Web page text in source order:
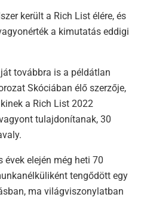
került a Rich List élére, és
a kimutatás eddigi
továbbra is a példátlan
Skóciában élő szerzője,
a Rich List 2022
tulajdonítanak, 30
évek elején még heti 70
tengődött egy
ma világviszonylatban